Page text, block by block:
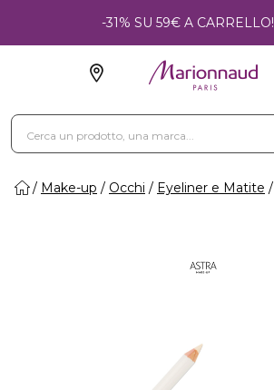
-31% SU 59€ A CARRELLO!
Make-up Occhi Eyeliner e Matite